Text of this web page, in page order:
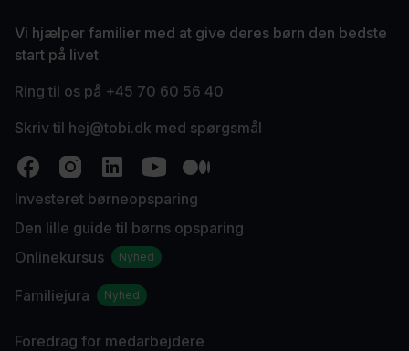
Vi hjælper familier med at give deres børn den bedste
start på livet
Ring til os på +45 70 60 56 40
Skriv til hej@tobi.dk med spørgsmål
Investeret børneopsparing
Den lille guide til børns opsparing
Onlinekursus
Nyhed
Familiejura Nyhed
Foredrag for medarbejdere